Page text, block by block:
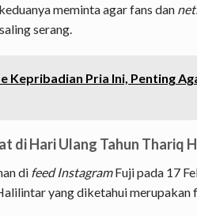
meminta agar fans dan
serang.
Kepribadian Pria Ini, Penting
di Hari Ulang Tahun Thariq
di feed InstagramFuji pada 17
yang diketahui merupakan